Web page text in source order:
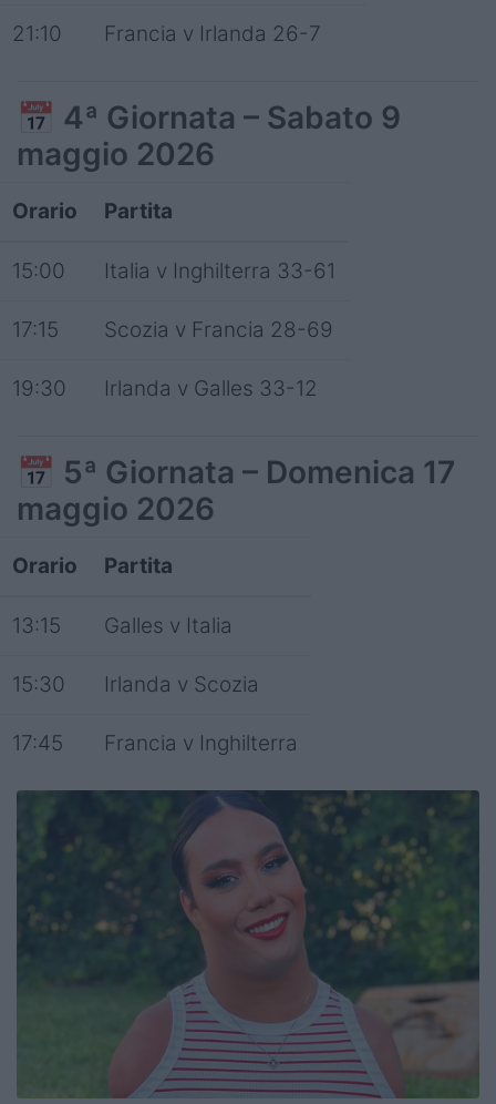
21:10 Francia v Irlanda 26-7
📅 4ª Giornata – Sabato 9
maggio 2026
Orario Partita
15:00 Italia v Inghilterra 33-61
17:15 Scozia v Francia 28-69
19:30 Irlanda v Galles 33-12
📅 5ª Giornata – Domenica 17
maggio 2026
Orario Partita
13:15 Galles v Italia
15:30 Irlanda v Scozia
17:45 Francia v Inghilterra